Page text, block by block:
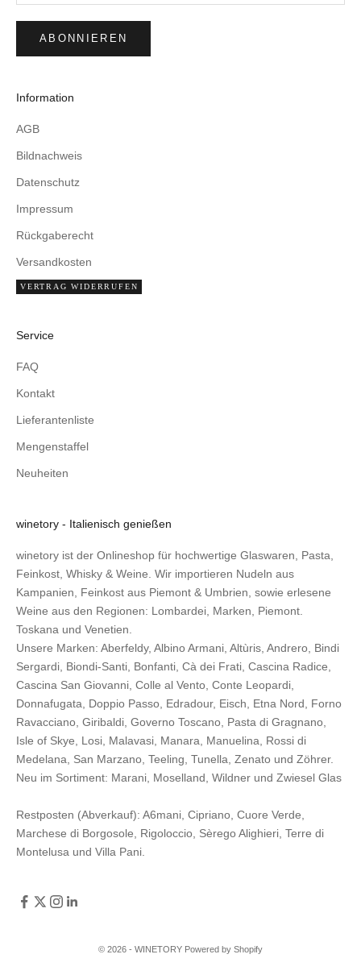
ABONNIEREN
Information
AGB
Bildnachweis
Datenschutz
Impressum
Rückgaberecht
Versandkosten
VERTRAG WIDERRUFEN
Service
FAQ
Kontakt
Lieferantenliste
Mengenstaffel
Neuheiten
winetory - Italienisch genießen
winetory ist der Onlineshop für hochwertige Glaswaren, Pasta,
Feinkost, Whisky & Weine. Wir importieren Nudeln aus
Kampanien, Feinkost aus Piemont & Umbrien, sowie erlesene
Weine aus den Regionen: Lombardei, Marken, Piemont.
Toskana und Venetien.
Unsere Marken: Aberfeldy, Albino Armani Altùris Andrero Bindi
Sergardi Biondi-Santi Bonfanti Cà dei Frati Cascina Radice
Cascina San Giovanni Colle al Vento Conte Leopardi
Donnafugata
Doppio Passo Edradour, Eisch Etna Nord
Forno
Ravacciano Giribaldi Governo Toscano Pasta di Gragnano
Isle of Skye
Losi Malavasi Manara Manuelina
Rossi di
Medelana
San Marzano Teeling Tunella Zenato und Zöhrer.
Neu im Sortiment: Marani, Moselland Wildner und Zwiesel Glas
Restposten (Abverkauf): A6mani Cipriano Cuore Verde
Marchese di Borgosole
Rigoloccio Sèrego Alighieri Terre di
Montelusa und Villa Pani
© 2026 - WINETORY Powered by Shopify